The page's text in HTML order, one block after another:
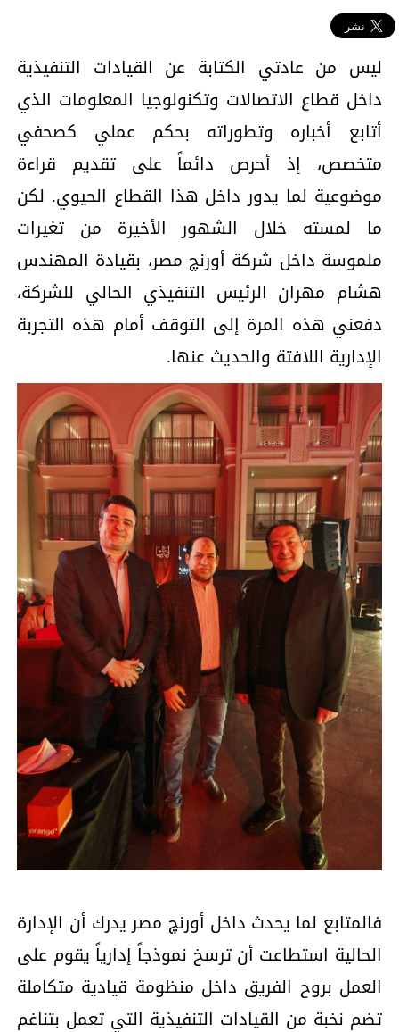
ليس من عادتي الكتابة عن القيادات التنفيذية
داخل قطاع الاتصالات وتكنولوجيا المعلومات الذي
أتابع أخباره وتطوراته بحكم عملي كصحفي
متخصص، إذ أحرص دائماً على تقديم قراءة
موضوعية لما يدور داخل هذا القطاع الحيوي. لكن
ما لمسته خلال الشهور الأخيرة من تغيرات
ملموسة داخل شركة أورنچ مصر، بقيادة المهندس
هشام مهران الرئيس التنفيذي الحالي للشركة،
دفعني هذه المرة إلى التوقف أمام هذه التجربة
الإدارية اللافتة والحديث عنها.
فالمتابع لما يحدث داخل أورنچ مصر يدرك أن الإدارة
الحالية استطاعت أن ترسخ نموذجاً إدارياً يقوم على
العمل بروح الفريق داخل منظومة قيادية متكاملة
تضم نخبة من القيادات التنفيذية التي تعمل بتناغم